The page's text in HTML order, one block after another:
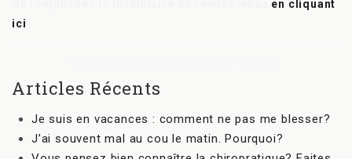
en cliquant
ici
Articles Récents
Je suis en vacances : comment ne pas me blesser?
J’ai souvent mal au cou le matin. Pourquoi?